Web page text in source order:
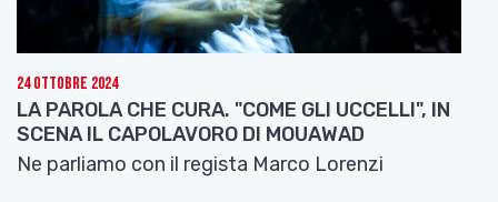
24 Ottobre 2024
LA PAROLA CHE CURA. "COME GLI UCCELLI", IN
SCENA IL CAPOLAVORO DI MOUAWAD
Ne parliamo con il regista Marco Lorenzi